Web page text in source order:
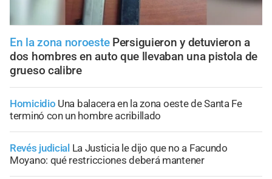
En la zona noroeste Persiguieron y detuvieron a
dos hombres en auto que llevaban una pistola de
grueso calibre
Homicidio Una balacera en la zona oeste de Santa Fe
terminó con un hombre acribillado
Revés judicial La Justicia le dijo que no a Facundo
Moyano: qué restricciones deberá mantener